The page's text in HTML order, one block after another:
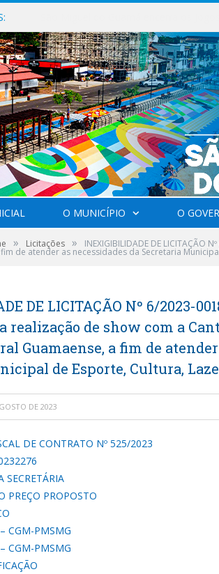
O MUNICÍPIO O
» Licitações » INEXIGIBILIDADE DE
de atender as necessidades da Secretaria
DE LICITAÇÃO Nº 6/2023-
realização de show com a
Guamaense, a fim de
de Esporte, Cultura,
DE 2023
DE CONTRATO Nº 525/2023
SECRETÁRIA
PREÇO PROPOSTO
CGM-PMSMG
CGM-PMSMG